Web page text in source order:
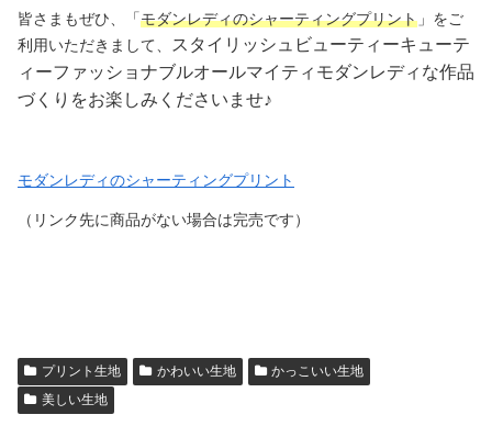
皆さまもぜひ、「モダンレディのシャーティングプリント 」をご
利用いただきまして、
スタイリッシュビューティーキューテ
ィーファッショナブルオールマイティモダンレディな作品
づくりをお楽しみくださいませ♪
モダンレディのシャーティングプリント
（リンク先に商品がない場合は完売です）
プリント生地 かわいい生地
かっこいい生地
美しい生地